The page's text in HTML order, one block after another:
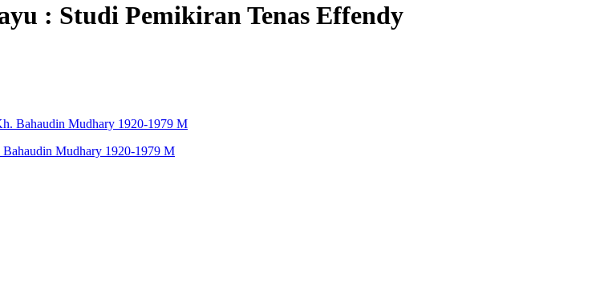
: Studi Pemikiran Tenas Effendy
Mudhary 1920-1979 M